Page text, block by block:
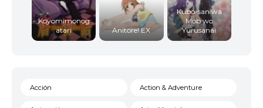
Koyomimonog
atari
Anitore! EX
Kubo-san wa
Mob wo
Yurusanai
Acción Action & Adventure